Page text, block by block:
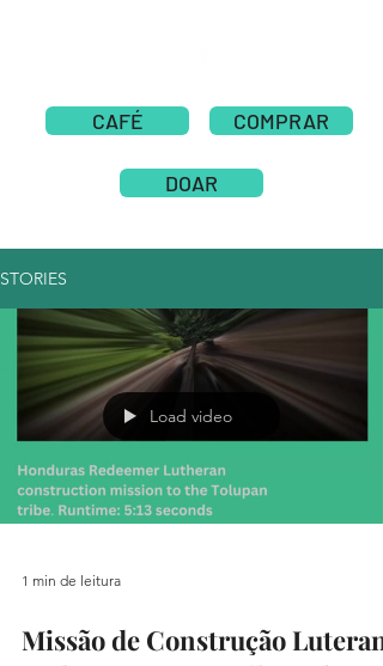
CAFÉ COMPRAR
DOAR
STORIES
Load video
1 min de leitura
Missão de Construção Luterana